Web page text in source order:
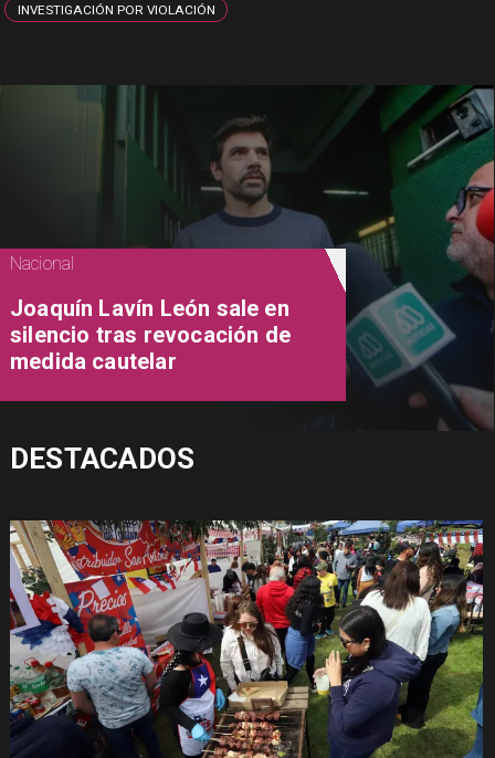
INVESTIGACIÓN POR VIOLACIÓN
Nacional
Joaquín Lavín León sale en
silencio tras revocación de
medida cautelar
DESTACADOS